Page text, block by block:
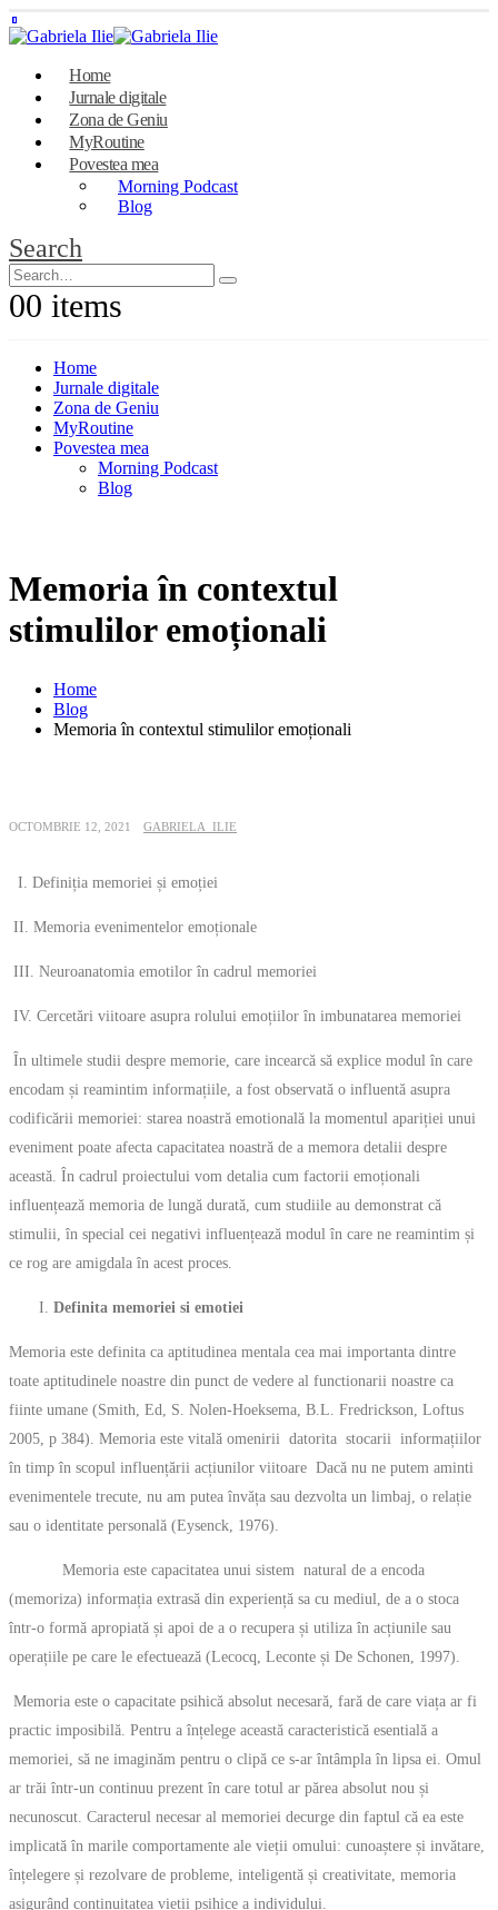
Home
Jurnale digitale
Zona de Geniu
MyRoutine
Povestea mea
Morning Podcast
Blog
Search
00 items
Home
Jurnale digitale
Zona de Geniu
MyRoutine
Povestea mea
Morning Podcast
Blog
Memoria în contextul
stimulilor emoționali
Home
Blog
Memoria în contextul stimulilor emoționali
OCTOMBRIE 12, 2021 GABRIELA_ILIE
I. Definiția memoriei și emoției
II. Memoria evenimentelor emoționale
III. Neuroanatomia emotilor în cadrul memoriei
IV. Cercetări viitoare asupra rolului emoțiilor în imbunatarea memoriei
În ultimele studii despre memorie, care incearcă să explice modul în care
encodam și reamintim informațiile, a fost observată o influentă asupra
codificării memoriei: starea noastră emotională la momentul apariției unui
eveniment poate afecta capacitatea noastră de a memora detalii despre
această. În cadrul proiectului vom detalia cum factorii emoționali
influențează memoria de lungă durată, cum studiile au demonstrat că
stimulii, în special cei negativi influențează modul în care ne reamintim și
ce rog are amigdala în acest proces.
Definita memoriei si emotiei
Memoria este definita ca aptitudinea mentala cea mai importanta dintre
toate aptitudinele noastre din punct de vedere al functionarii noastre ca
fiinte umane (Smith, Ed, S. Nolen-Hoeksema, B.L. Fredrickson, Loftus
2005, p 384). Memoria este vitală omenirii datorita stocarii informațiilor
în timp în scopul influențării acțiunilor viitoare Dacă nu ne putem aminti
evenimentele trecute, nu am putea învăța sau dezvolta un limbaj, o relație
sau o identitate personală (Eysenck, 1976).
Memoria este capacitatea unui sistem natural de a encoda
(memoriza) informația extrasă din experiență sa cu mediul, de a o stoca
într-o formă apropiată și apoi de a o recupera și utiliza în acțiunile sau
operațiile pe care le efectuează (Lecocq, Leconte și De Schonen, 1997).
Memoria este o capacitate psihică absolut necesară, fară de care viața ar fi
practic imposibilă. Pentru a înțelege această caracteristică esentială a
memoriei, să ne imaginăm pentru o clipă ce s-ar întâmpla în lipsa ei. Omul
ar trăi într-un continuu prezent în care totul ar părea absolut nou și
necunoscut. Caracterul necesar al memoriei decurge din faptul că ea este
implicată în marile comportamente ale vieții omului: cunoaștere și invătare,
înțelegere și rezolvare de probleme, inteligentă și creativitate, memoria
asigurând continuitatea vieții psihice a individului.